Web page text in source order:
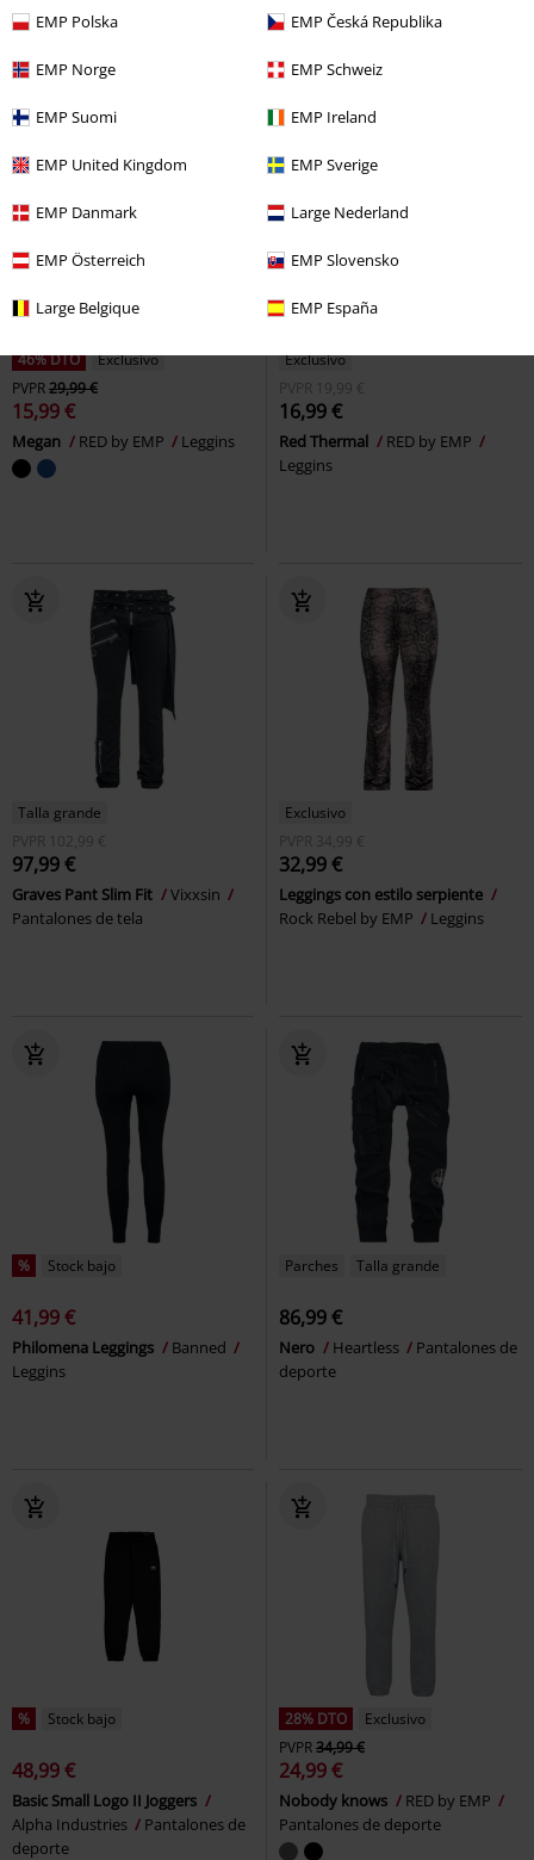
EMP Polska EMP Česká Republika
EMP Norge EMP Schweiz
EMP Suomi EMP Ireland
EMP United Kingdom EMP Sverige
EMP Danmark Large Nederland
EMP Österreich EMP Slovensko
Large Belgique EMP España
Pockets
Rock Rebel by EMP
Leggins
+1
Classics Pantalones de tela
46% DTO
Exclusivo
PVPR29,99 €
15,99 €
Megan RED by EMP Leggins
Exclusivo
PVPR 19,99 €
16,99 €
Red Thermal
RED by EMP
Leggins
Talla grande
PVPR 102,99 €
97,99 €
Graves Pant Slim Fit
Vixxsin
Pantalones de tela
Exclusivo
PVPR 34,99 €
32,99 €
Leggings con estilo serpiente
Rock Rebel by EMP
Leggins
% Stock bajo
41,99 €
Philomena Leggings
Banned
Leggins
Parches Talla grande
86,99 €
Nero Heartless
Pantalones de
deporte
% Stock bajo
48,99 €
Basic Small Logo II Joggers
Alpha Industries
Pantalones de
deporte
28% DTO
Exclusivo
PVPR34,99 €
24,99 €
Nobody knows
RED by EMP
Pantalones de deporte